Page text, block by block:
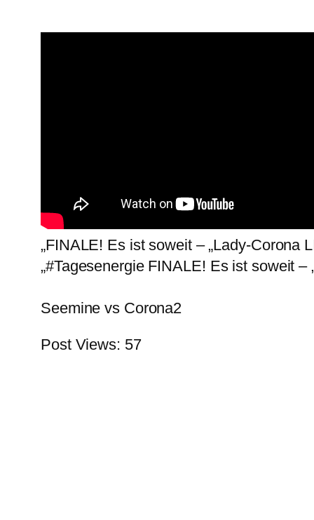
„FINALE! Es ist soweit – „Lady-Corona
„#Tagesenergie FINALE! Es ist soweit
Seemine vs Corona2
Post Views: 57